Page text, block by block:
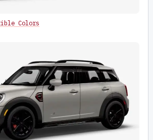
Colors